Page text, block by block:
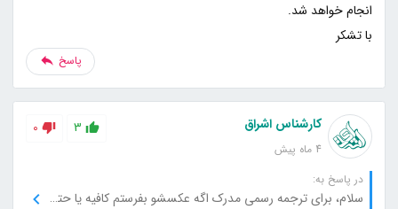
با تشکر
پاسخ
کارشناس اشراق
4 ماه پیش
3
0
در پاسخ به:
سلام، برای ترجمه رسمی مدرک اگه عکسشو بفرستم کافیه یا حتماً باید اصلشو بیارم؟